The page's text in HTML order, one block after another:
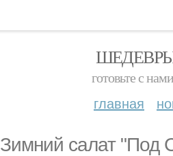
готовьте с
главная
Зимний салат "Под